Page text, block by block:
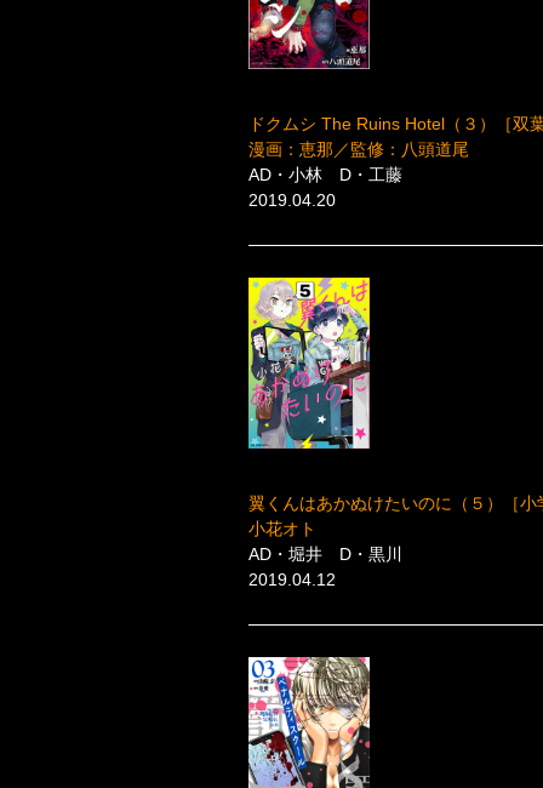
ドクムシ The Ruins Hotel（３）［双
漫画：恵那／監修：八頭道尾
AD・小林 D・工藤
2019.04.20
翼くんはあかぬけたいのに（５）［小
小花オト
AD・堀井 D・黒川
2019.04.12